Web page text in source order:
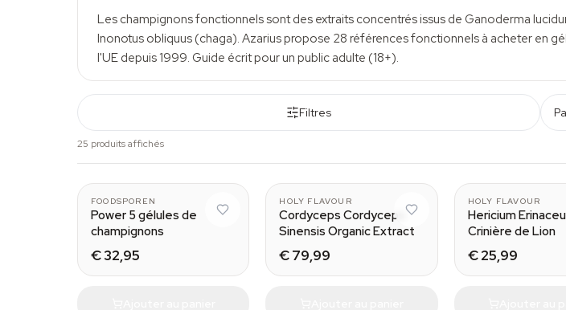
Les champignons fonctionnels sont des extraits concentrés issus de Ganoderma
Inonotus obliquus (chaga). Azarius propose 28 références fonctionnels à acheter en
l'UE depuis 1999. Guide écrit pour un public adulte (18+).
Filtres
25 produits affichés
FOODSPOREN
Power 5 gélules de
champignons
€ 32,95
HOLY FLAVOUR
Cordyceps Cordyceps
Sinensis Organic Extract
€ 79,99
HOLY FLAVOUR
Hericium
Crinière de Lion
€ 25,99